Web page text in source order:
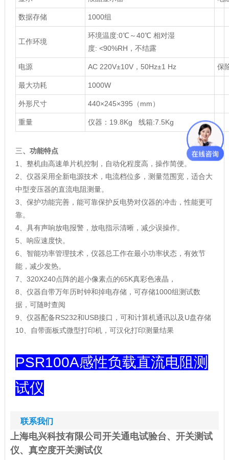
数据存储 1000组
工作环境
环境温度:0℃～40℃ 相对湿
度: <90%RH，不结露
电源 AC 220V±10V，50Hz±1 Hz 保
最大功耗 1000W
外形尺寸 440×245×395（mm）
重量 仪器：19.8Kg 线箱:7.5Kg
三、功能特点
1、整机由高速单片机控制，自动化程度高，操作简便。
2、仪器采用全新电源技术，电流档位多，测量范围宽，适合大
中型变压器的直流电阻测量。
3、保护功能完善，能可靠保护反电势对仪器的冲击，性能更可
靠。
4、具有声响放电报警，放电指示清晰，减少误操作。
5、响应速度快。
6、智能功率管理技术，仪器总工作在最小功率状态，有效节
能，减少发热。
7、320X240点阵的超小像素点的65K真彩色液晶，
8、仪器自带万年历时钟和掉电存储，可存储1000组测试数
据，可随时查阅
9、仪器配备RS232和USB接口，可和计算机通讯以及U盘存储
10、自带面板式微型打印机，可汉化打印测量结果
PSR100A感性负载直流电阻测
试仪
联系我们
上海电兴科技有限公司开关通电试验台、开关测试
仪、真空度开关测试仪